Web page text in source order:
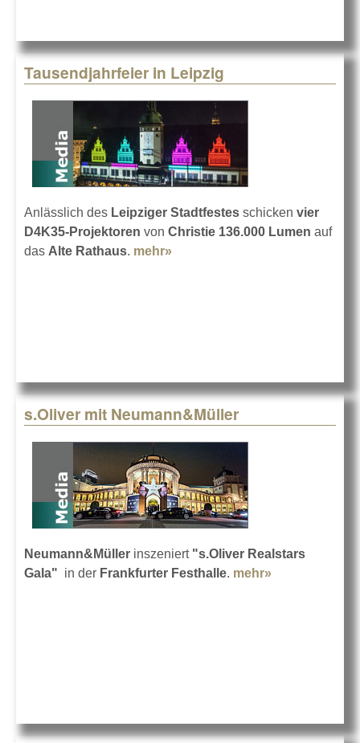
Tausendjahrfeier in Leipzig
Anlässlich des Leipziger Stadtfestes schicken vier
D4K35-Projektoren von Christie 136.000 Lumen auf
das Alte Rathaus. mehr»
s.Oliver mit Neumann&Müller
Neumann&Müller inszeniert "s.Oliver Realstars
Gala" in der Frankfurter Festhalle. mehr»